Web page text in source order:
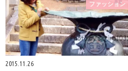
ファッション
2015.11.26